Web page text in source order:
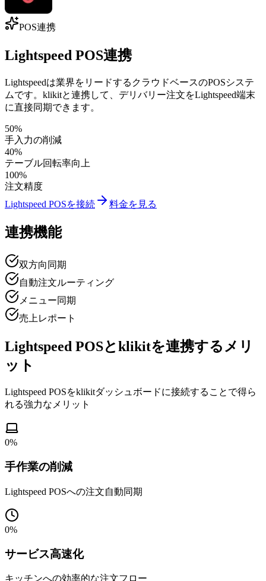
POS連携
Lightspeed POS連携
Lightspeedは業界をリードするクラウドベースのPOSシステ
ムです。klikitと連携して、デリバリー注文をLightspeed端末
に直接同期できます。
50%
手入力の削減
40%
テーブル回転率向上
100%
注文精度
Lightspeed POSを接続
料金を見る
連携機能
双方向同期
自動注文ルーティング
メニュー同期
売上レポート
Lightspeed POSとklikitを連携するメリ
ット
Lightspeed POSをklikitダッシュボードに接続することで得ら
れる強力なメリット
0%
手作業の削減
Lightspeed POSへの注文自動同期
0%
サービス高速化
キッチンへの効率的な注文フロー